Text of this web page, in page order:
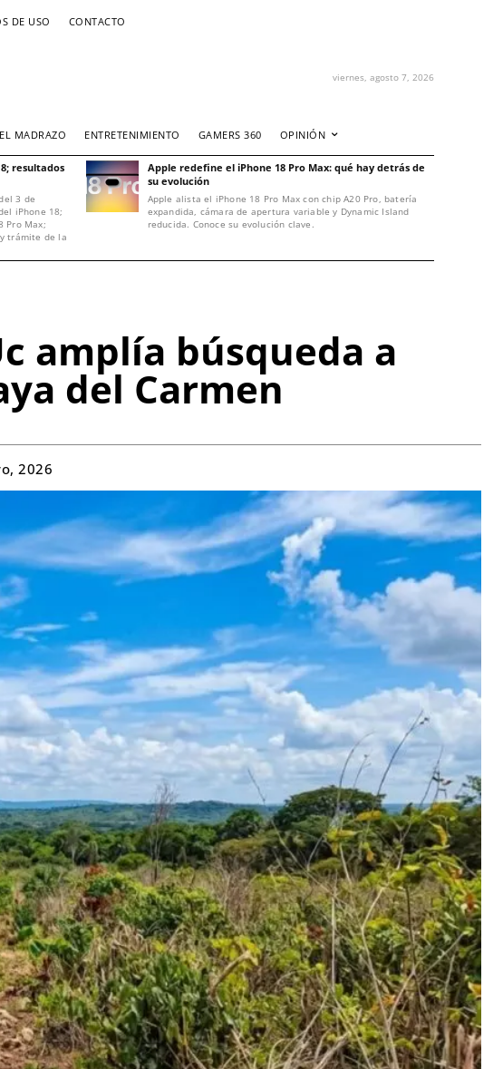
DE USO CONTACTO
viernes, agosto 7, 2026
EL MADRAZO ENTRETENIMIENTO GAMERS 360 OPINIÓN
resultados
3 de
iPhone 18;
Pro Max;
trámite de la
Apple redefine el iPhone 18 Pro Max: qué hay detrás de
su evolución
Apple alista el iPhone 18 Pro Max con chip A20 Pro, batería
expandida, cámara de apertura variable y Dynamic Island
reducida. Conoce su evolución clave.
amplía búsqueda a
del Carmen
2026